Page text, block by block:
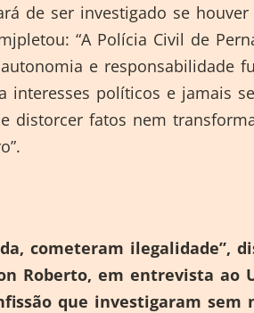
de ser investigado se
“A Polícia Civil de
e responsabilidade
interesses políticos e jamais
distorcer fatos nem
cometeram ilegalidade”,
Roberto, em entrevista ao
que investigaram sem